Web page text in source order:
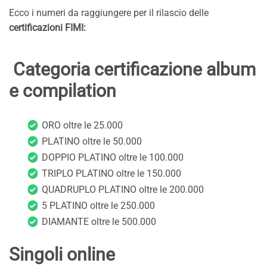
Ecco i numeri da raggiungere per il rilascio delle
certificazioni FIMI:
Categoria certificazione album
e compilation
ORO oltre le 25.000
PLATINO oltre le 50.000
DOPPIO PLATINO oltre le 100.000
TRIPLO PLATINO oltre le 150.000
QUADRUPLO PLATINO oltre le 200.000
5 PLATINO oltre le 250.000
DIAMANTE oltre le 500.000
Singoli online